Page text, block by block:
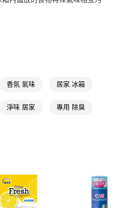
付款」的支付方式。 讓您購物簡單
不需儲值。
付」後，將跳轉至「AFTEE先享後付」
，即可完成結帳。
通知簡訊。
擊此簡訊中的連結，可透過四大超商／
免運費
香氛 氣味 居家 冰箱
淨味 居家 專用 除臭